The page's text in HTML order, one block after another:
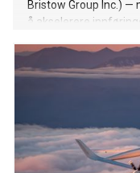
Bristow Group Inc.)
å akselerere